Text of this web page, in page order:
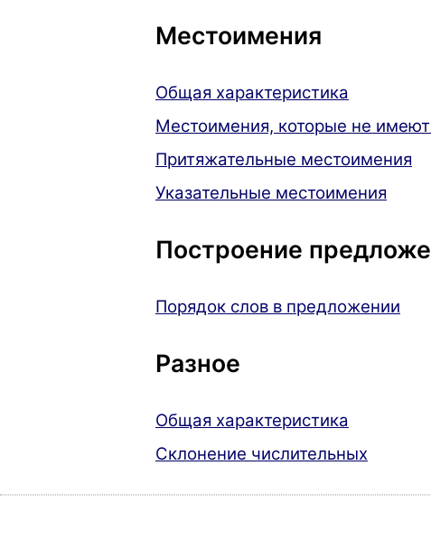
Местоимения
Общая характеристика
Местоимения, которые не
Притяжательные местоимения
Указательные местоимения
Построение
Порядок слов в предложении
Разное
Общая характеристика
Склонение числительных